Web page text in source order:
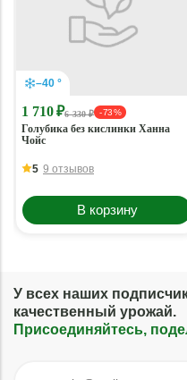
–40 °
1 710 ₽6 330 ₽ - 73 %
Голубика без кислинки Ханна
Чойс
5 9 отзывов
В корзину
У всех наших
качественный урожай.
Присоединяйтесь,